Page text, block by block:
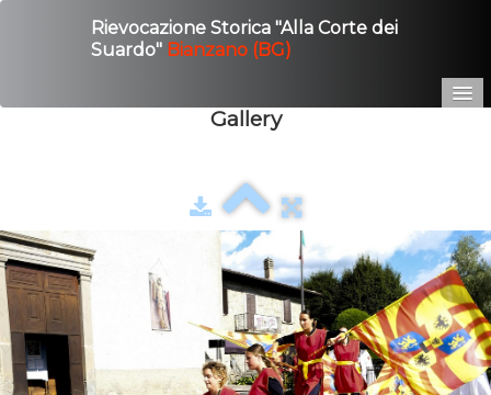
Rievocazione Storica "Alla Corte dei
Suardo" Bianzano (BG)
Contatto
Gallery